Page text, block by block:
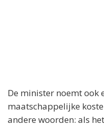
De minister noemt ook
maatschappelijke
andere woorden: als